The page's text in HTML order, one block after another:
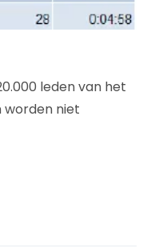
leden van het
worden niet